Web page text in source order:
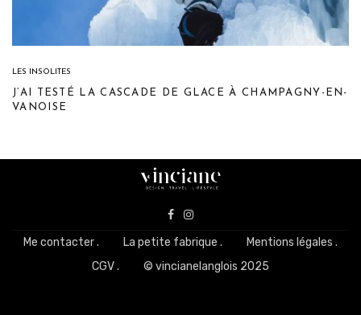
LES INSOLITES
J’AI TESTÉ LA CASCADE DE GLACE À CHAMPAGNY-EN-
VANOISE
Me contacter . La petite fabrique .
Mentions légales .
CGV .
© vincianelanglois 2025